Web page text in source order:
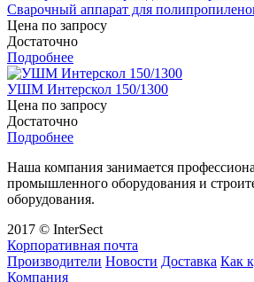
Сварочный аппарат для
Цена по запросу
Достаточно
Подробнее
УШМ Интерскол 150/1300
Цена по запросу
Достаточно
Подробнее
Наша компания занимается
промышленного оборудования и
оборудования.
2017 © InterSect
Корпоративная почта
Производители Новости Доставка Как
Компания